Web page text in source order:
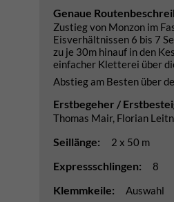
Genaue
Zustieg von Monzon im
Eisverhältnissen 6 bis 7
zu je 30m hinauf in den
einfacher Kletterei über
Abstieg am Besten über
Erstbegeher /
Thomas Mair, Florian
Seillänge: 2 x 50 m
Expressschlingen: 8
Klemmkeile: Auswahl